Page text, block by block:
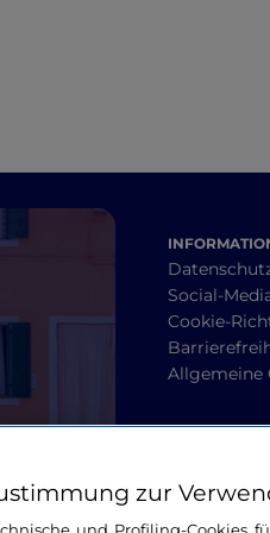
Social-
Cookie-
Allgemeine
zur